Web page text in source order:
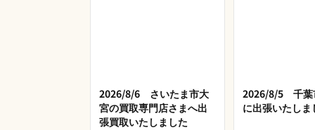
2026/8/6 さいたま市大
宮の買取専門店さまへ出
張買取いたしました
2026/8/5 千葉
に出張いたしま